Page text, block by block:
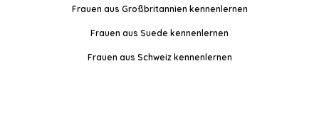
Frauen aus Großbritannien kennenlernen
Frauen aus Suede kennenlernen
Frauen aus Schweiz kennenlernen